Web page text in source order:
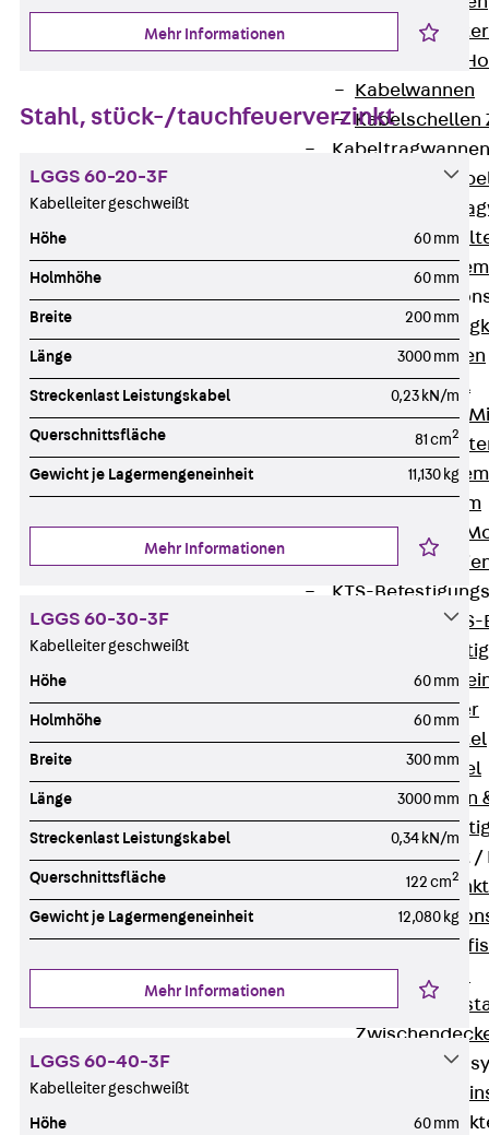
KH Kabelhalter
Hohlleiter-/
Kabelwannen
Kabelschellen
KTW
KBH
Zurück
Wandkonsolen
Deckenbügel
Zentral- und
W-Profil-
U-Stiel-System
I-Stiel-System
PUK-STRUT-
C-Profil-
KTS-
Dübel & Anker
Abhängemittel
Schraubmittel
Ankermuttern
Funktionserhalt
Zurück
(DIN 4102-12)
Mehr Informationen
Stahl, stück-/tauchfeuerverzinkt
LGGS 60-20-3F
Kabelleiter geschweißt
Höhe 60 mm
Holmhöhe 60 mm
Breite 200 mm
Länge 3000 mm
Streckenlast Leistungskabel 0,23 kN/m
Querschnittsfläche 81 cm2
Gewicht je Lagermengeneinheit 11,130 kg
Mehr Informationen
LGGS 60-30-3F
Kabelleiter geschweißt
Höhe 60 mm
Holmhöhe 60 mm
Breite 300 mm
Länge 3000 mm
Streckenlast Leistungskabel 0,34 kN/m
Querschnittsfläche 122 cm2
Gewicht je Lagermengeneinheit 12,080 kg
Mehr Informationen
LGGS 60-40-3F
Kabelleiter geschweißt
Höhe 60 mm